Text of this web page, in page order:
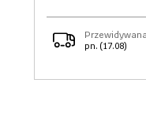
pn. (17.08)